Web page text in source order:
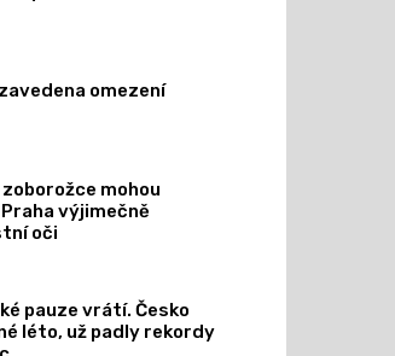
omezení
mohou
výjimečně
oči
pauze vrátí. Česko
léto, už padly rekordy